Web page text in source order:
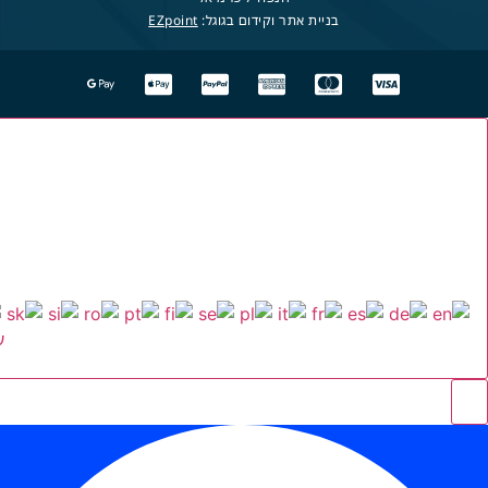
בניית אתר וקידום בגוגל: EZpoint